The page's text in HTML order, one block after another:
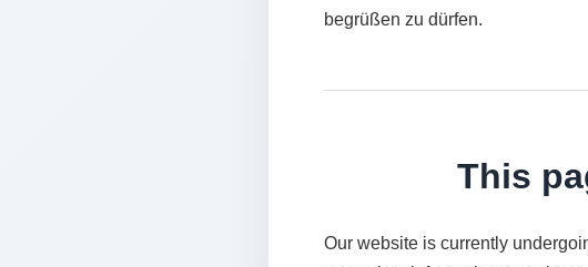
begrüßen zu dürfen.
This
Our website is currently